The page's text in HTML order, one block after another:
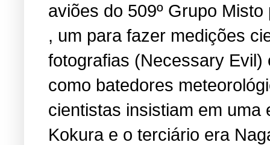
aviões do 509º Grupo
, um para fazer medições
fotografias (Necessary
como batedores
cientistas insistiam em
Kokura e o terciário era